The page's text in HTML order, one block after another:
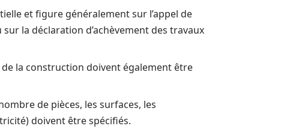
et figure généralement sur l’appel de
sur la déclaration d’achèvement des travaux
la construction doivent également être
de pièces, les surfaces, les
doivent être spécifiés.